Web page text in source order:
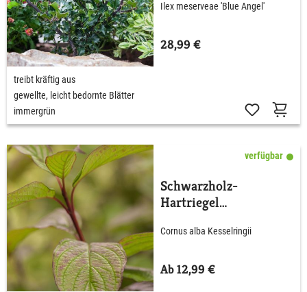
Ilex meserveae 'Blue Angel'
28,99 €
treibt kräftig aus
gewellte, leicht bedornte Blätter
immergrün
verfügbar
Schwarzholz-
Hartriegel
Cornus alba Kesselringii
Ab 12,99 €